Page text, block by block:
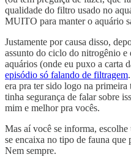
qualidade do filtro usado no
MUITO para manter o aquário
Justamente por causa disso,
assunto do ciclo do nitrogênio e
aquários (onde eu puxo a carta
episódio só falando de filtragem
era pra ter sido logo na
tinha segurança de falar sobre
mim e melhor pra vocês.
Mas aí você se informa,
se encaixa no tipo de fauna que
Nem sempre.